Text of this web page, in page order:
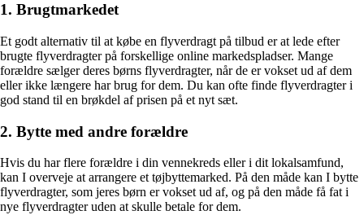
1. Brugtmarkedet
Et godt alternativ til at købe en flyverdragt på tilbud er at lede efter
brugte flyverdragter på forskellige online markedspladser. Mange
forældre sælger deres børns flyverdragter, når de er vokset ud af dem
eller ikke længere har brug for dem. Du kan ofte finde flyverdragter i
god stand til en brøkdel af prisen på et nyt sæt.
2. Bytte med andre forældre
Hvis du har flere forældre i din vennekreds eller i dit lokalsamfund,
kan I overveje at arrangere et tøjbyttemarked. På den måde kan I bytte
flyverdragter, som jeres børn er vokset ud af, og på den måde få fat i
nye flyverdragter uden at skulle betale for dem.